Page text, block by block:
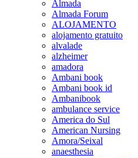
Almada
Almada Forum
ALOJAMENTO
alojamento gratuito
alvalade
alzheimer
amadora
Ambani book
Ambani book id
Ambanibook
ambulance service
America do Sul
American Nursing
Amora/Seixal
anaesthesia